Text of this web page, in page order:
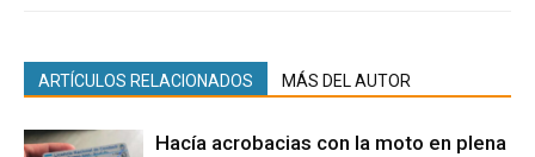
ARTÍCULOS RELACIONADOS MÁS DEL AUTOR
Hacía acrobacias con la moto en plena